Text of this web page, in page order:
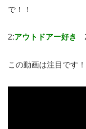
で！！
2:アウトドアー好き
この動画は注目です！